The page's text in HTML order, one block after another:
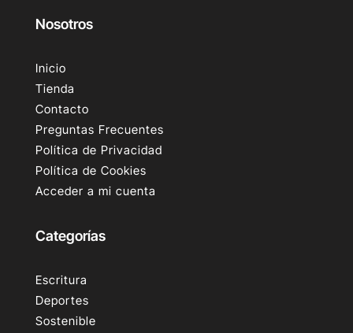
Nosotros
Inicio
Tienda
Contacto
Preguntas Frecuentes
Política de Privacidad
Política de Cookies
Acceder a mi cuenta
Categorías
Escritura
Deportes
Sostenible